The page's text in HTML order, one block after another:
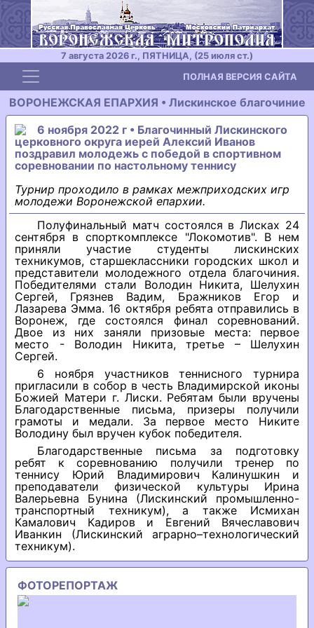
7 августа 2026 г., ПЯТНИЦА, (25 июля ст.)
Toggle navigation ПОЛНАЯ ВЕРСИЯ САЙТА
ВОРОНЕЖСКАЯ ЕПАРХИЯ • Лискинское благочиние
6 ноября 2022 г • Благочинный Лискинского
церковного округа иерей Алексий Иванов
поздравил молодежь с победой в спортивном
соревновании по настольному теннису
Турнир проходило в рамках межприходских игр
молодежи Воронежской епархии.
Полуфинальный матч состоялся в Лисках 24
сентября в спорткомплексе "Локомотив". В нем
приняли участие студенты лискинских
техникумов, старшеклассники городских школ и
представители молодежного отдела благочиния.
Победителями стали Володин Никита, Шелухин
Сергей, Грязнев Вадим, Бражников Егор и
Лазарева Эмма. 16 октября ребята отправились в
Воронеж, где состоялся финал соревнований.
Двое из них заняли призовые места: первое
место - Володин Никита, третье – Шелухин
Сергей.
6 ноября участников теннисного турнира
пригласили в собор в честь Владимирской иконы
Божией Матери г. Лиски. Ребятам были вручены
Благодарственные письма, призеры получили
грамоты и медали. За первое место Никите
Володину был вручен кубок победителя.
Благодарственные письма за подготовку
ребят к соревнованию получили тренер по
теннису Юрий Владимирович Калинушкин и
преподаватели физической культуры Ирина
Валерьевна Бунина (Лискинский промышленно-
транспортный техникум), а также Исмихан
Камалович Кадиров и Евгений Вячеславович
Иванкин (Лискинский аграрно–технологический
техникум).
ФОТОРЕПОРТАЖ